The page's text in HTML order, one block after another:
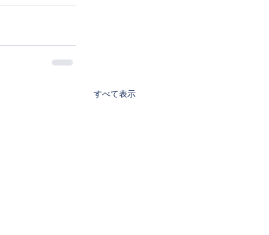
すべて表示